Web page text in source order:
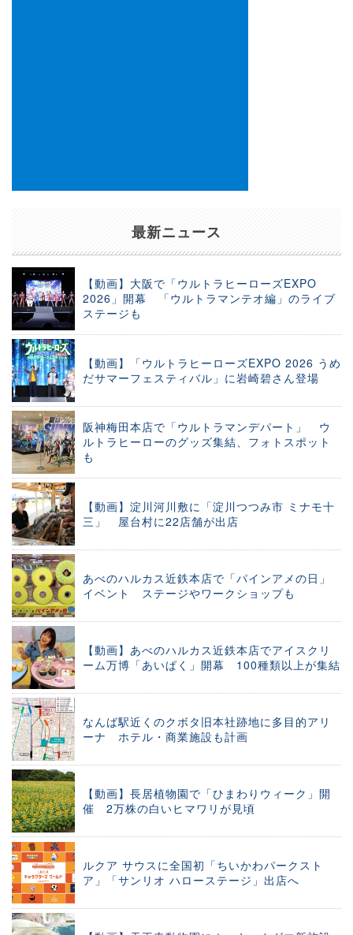
最新ニュース
【動画】大阪で「ウルトラヒーローズEXPO
2026」開幕 「ウルトラマンテオ編」のライブ
ステージも
【動画】「ウルトラヒーローズEXPO 2026 うめ
だサマーフェスティバル」に岩崎碧さん登場
阪神梅田本店で「ウルトラマンデパート」 ウ
ルトラヒーローのグッズ集結、フォトスポット
も
【動画】淀川河川敷に「淀川つつみ市 ミナモ十
三」 屋台村に22店舗が出店
あべのハルカス近鉄本店で「パインアメの日」
イベント ステージやワークショップも
【動画】あべのハルカス近鉄本店でアイスクリ
ーム万博「あいぱく」開幕 100種類以上が集結
なんば駅近くのクボタ旧本社跡地に多目的アリ
ーナ ホテル・商業施設も計画
【動画】長居植物園で「ひまわりウィーク」開
催 2万株の白いヒマワリが見頃
ルクア サウスに全国初「ちいかわパークスト
ア」「サンリオ ハローステージ」出店へ